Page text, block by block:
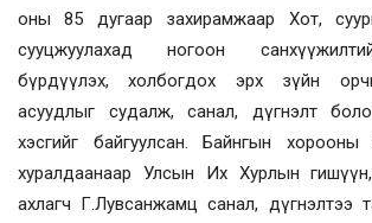
оны 85 дугаар захирамжаар Хот,
сууцжуулахад ногоон
бүрдүүлэх, холбогдох эрх зүйн
асуудлыг судалж, санал, дүгнэлт
хэсгийг байгуулсан. Байнгын хорооны
хуралдаанаар Улсын Их Хурлын
ахлагч Г.Лувсанжамц санал, дүгнэлтээ